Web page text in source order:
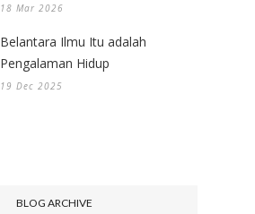
18 Mar 2026
Belantara Ilmu Itu adalah
Pengalaman Hidup
19 Dec 2025
BLOG ARCHIVE